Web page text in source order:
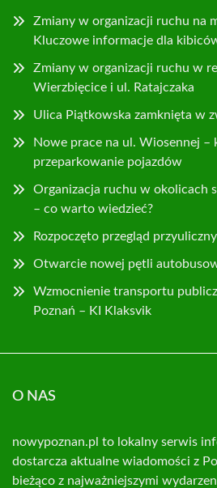
Zmiany w organizacji ruchu na
Kluczowe informacje dla
Zmiany w organizacji ruchu w
Wierzbięcice i ul. Ratajczaka
Ulica Piątkowska zamknięta w
Nowe prace na ul. Wiosennej –
przeparkowanie pojazdów
Organizacja ruchu w okolicach
– co warto wiedzieć?
Rozpoczęto przegląd
Otwarcie nowej pętli
Wzmocnienie transportu
Poznań – KI Klaksvik
O NAS
nowypoznan.pl to lokalny serwis
dostarcza aktualne wiadomości z
bieżąco z najważniejszymi